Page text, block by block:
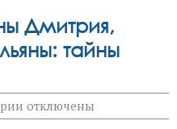
скорби
Дмитрия,
тайны
к
записи
отключены